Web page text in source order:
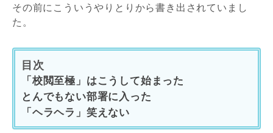
その前にこういうやりとりから書き出されていまし
た。
目次
「校閲至極」はこうして始まった
とんでもない部署に入った
「ヘラヘラ」笑えない